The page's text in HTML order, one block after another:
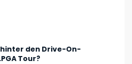
den Drive-On-
Tour?